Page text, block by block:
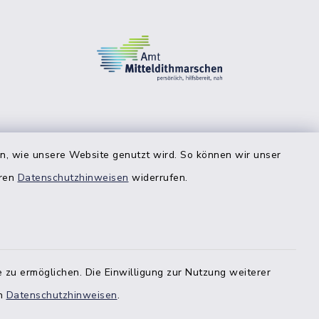
wie unsere Website genutzt wird. So können wir unser
Datenschutzhinweisen widerrufen.
ermöglichen. Die Einwilligung zur Nutzung weiterer
Datenschutzhinweisen.